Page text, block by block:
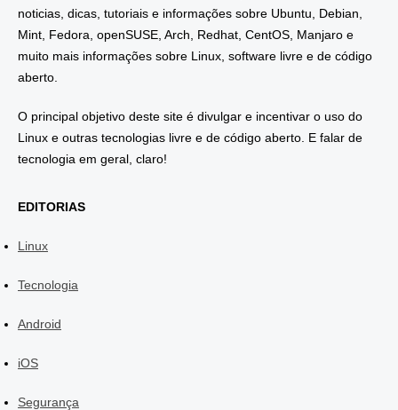
noticias, dicas, tutoriais e informações sobre Ubuntu, Debian,
Mint, Fedora, openSUSE, Arch, Redhat, CentOS, Manjaro e
muito mais informações sobre Linux, software livre e de código
aberto.
O principal objetivo deste site é divulgar e incentivar o uso do
Linux e outras tecnologias livre e de código aberto. E falar de
tecnologia em geral, claro!
EDITORIAS
Linux
Tecnologia
Android
iOS
Segurança